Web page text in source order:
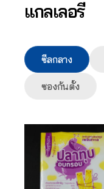
แกลเลอรี
ซีลกลาง
ซองก้นตั้ง